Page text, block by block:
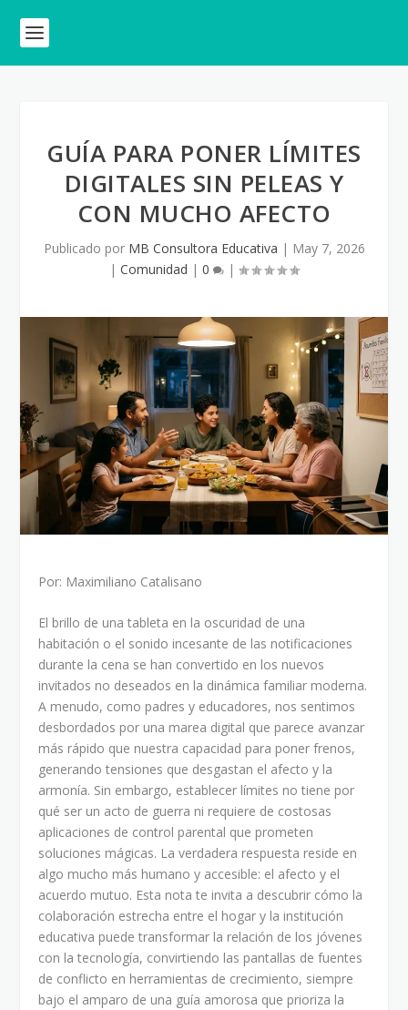
GUÍA PARA PONER LÍMITES
DIGITALES SIN PELEAS Y
CON MUCHO AFECTO
Publicado por MB Consultora Educativa | May 7, 2026
| Comunidad | 0 |
Por: Maximiliano Catalisano
El brillo de una tableta en la oscuridad de una
habitación o el sonido incesante de las notificaciones
durante la cena se han convertido en los nuevos
invitados no deseados en la dinámica familiar moderna.
A menudo, como padres y educadores, nos sentimos
desbordados por una marea digital que parece avanzar
más rápido que nuestra capacidad para poner frenos,
generando tensiones que desgastan el afecto y la
armonía. Sin embargo, establecer límites no tiene por
qué ser un acto de guerra ni requiere de costosas
aplicaciones de control parental que prometen
soluciones mágicas. La verdadera respuesta reside en
algo mucho más humano y accesible: el afecto y el
acuerdo mutuo. Esta nota te invita a descubrir cómo la
colaboración estrecha entre el hogar y la institución
educativa puede transformar la relación de los jóvenes
con la tecnología, convirtiendo las pantallas de fuentes
de conflicto en herramientas de crecimiento, siempre
bajo el amparo de una guía amorosa que prioriza la